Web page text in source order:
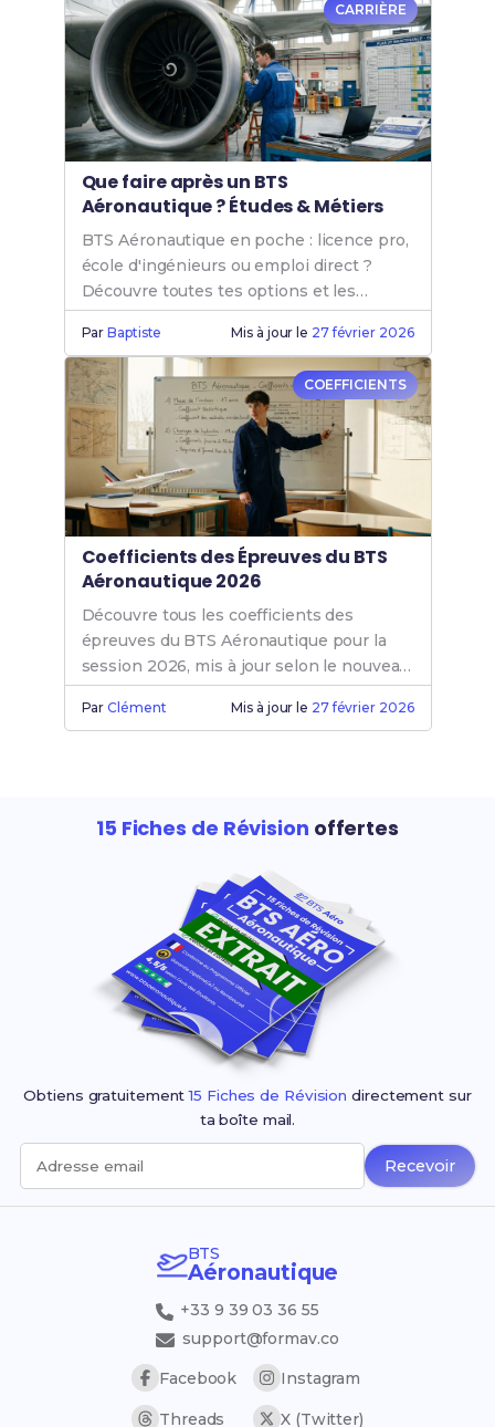
CARRIÈRE
Que faire après un BTS
Aéronautique ? Études & Métiers
BTS Aéronautique en poche : licence pro,
école d'ingénieurs ou emploi direct ?
Découvre toutes tes options et les
salaires du secteur. Guide complet.
ParBaptiste Mis à jour le 27 février 2026
COEFFICIENTS
Coefficients des Épreuves du BTS
Aéronautique 2026
Découvre tous les coefficients des
épreuves du BTS Aéronautique pour la
session 2026, mis à jour selon le nouveau
référentiel. Prépare-toi efficacement dès
maintenant !
ParClément Mis à jour le 27 février 2026
15 Fiches de Révision offertes
Obtiens gratuitement15 Fiches de Révision directement sur
ta boîte mail.
Adresse email Recevoir
BTS
Aéronautique
+33 9 39 03 36 55
support@formav.co
Facebook
Instagram
Threads X (Twitter)